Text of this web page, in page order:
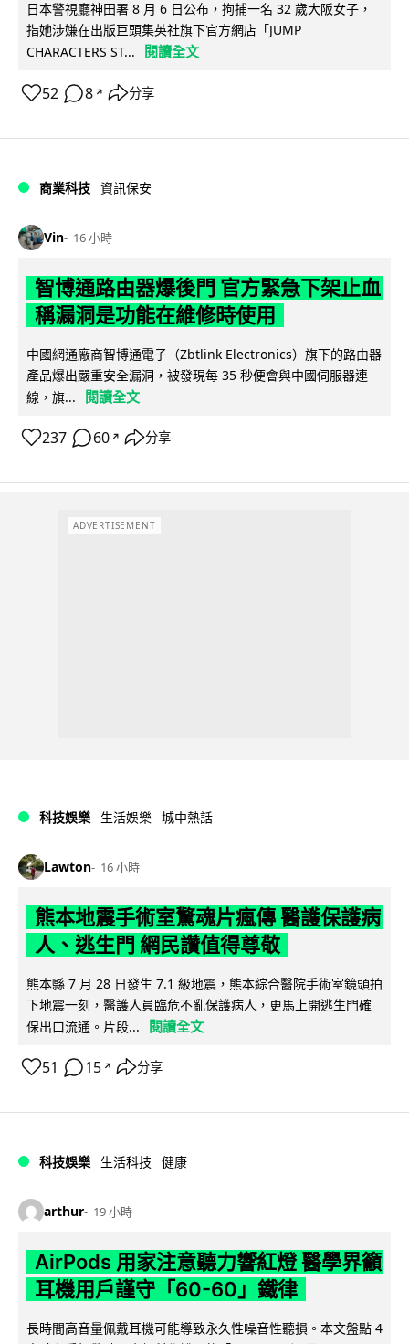
日本警視廳神田署 8 月 6 日公布，拘捕一名 32 歲大阪女子，
指她涉嫌在出版巨頭集英社旗下官方網店「JUMP
CHARACTERS ST...
閱讀全文
52 8 ↗ 分享
商業科技 資訊保安
Vin 16 小時
智博通路由器爆後門 官方緊急下架止血
稱漏洞是功能在維修時使用
中國網通廠商智博通電子（Zbtlink Electronics）旗下的路由器
產品爆出嚴重安全漏洞，被發現每 35 秒便會與中國伺服器連
線，旗...
閱讀全文
237 60 ↗ 分享
ADVERTISEMENT
科技娛樂 生活娛樂 城中熱話
Lawton 16 小時
熊本地震手術室驚魂片瘋傳 醫護保護病
人、逃生門 網民讚值得尊敬
熊本縣 7 月 28 日發生 7.1 級地震，熊本綜合醫院手術室鏡頭拍
下地震一刻，醫護人員臨危不亂保護病人，更馬上開逃生門確
保出口流通。片段...
閱讀全文
51 15 ↗ 分享
科技娛樂 生活科技 健康
arthur 19 小時
AirPods 用家注意聽力響紅燈 醫學界籲
耳機用戶謹守「60-60」鐵律
長時間高音量佩戴耳機可能導致永久性噪音性聽損。本文盤點 4